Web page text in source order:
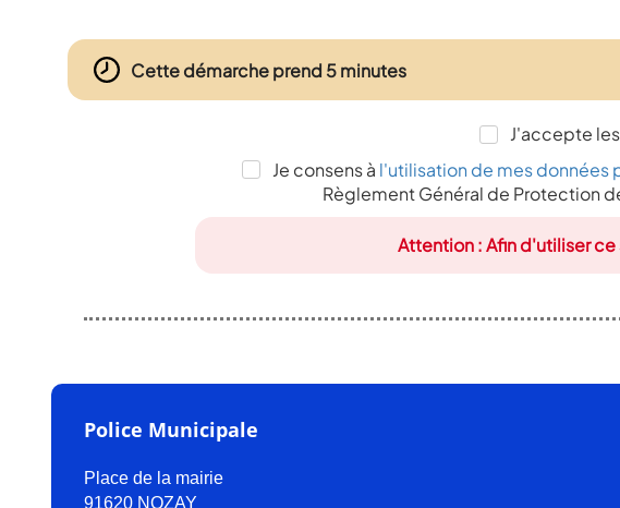
Cette démarche prend 5 minutes
J'accepte les
Je consens à l'utilisation de mes données
Règlement Général de Protection
Attention : Afin d'utiliser
Police Municipale
Place de la mairie
91620 NOZAY